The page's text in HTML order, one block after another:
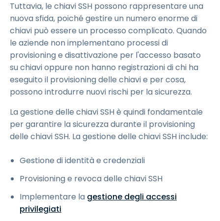
Tuttavia, le chiavi SSH possono rappresentare una
nuova sfida, poiché gestire un numero enorme di
chiavi può essere un processo complicato. Quando
le aziende non implementano processi di
provisioning e disattivazione per l'accesso basato
su chiavi oppure non hanno registrazioni di chi ha
eseguito il provisioning delle chiavi e per cosa,
possono introdurre nuovi rischi per la sicurezza.
La gestione delle chiavi SSH è quindi fondamentale
per garantire la sicurezza durante il provisioning
delle chiavi SSH. La gestione delle chiavi SSH include:
Gestione di identità e credenziali
Provisioning e revoca delle chiavi SSH
Implementare la gestione degli accessi
privilegiati